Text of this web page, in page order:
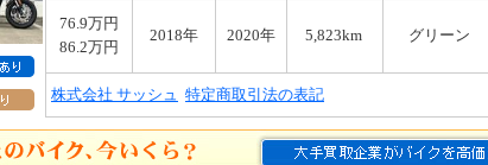
76.9万円
86.2万円
2018年 2020年 5,823km グリーン
株式会社 サッシュ 特定商取引法の表記